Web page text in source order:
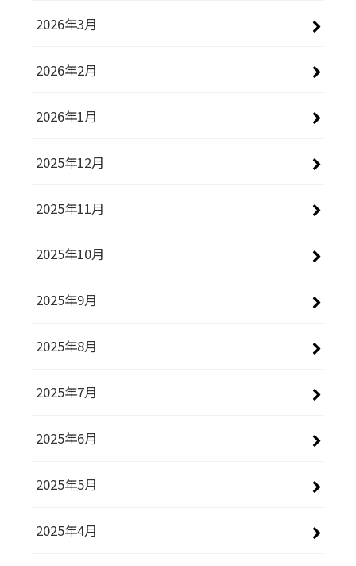
2026年3月
2026年2月
2026年1月
2025年12月
2025年11月
2025年10月
2025年9月
2025年8月
2025年7月
2025年6月
2025年5月
2025年4月